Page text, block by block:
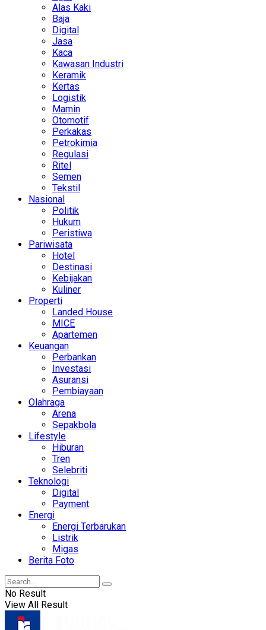
Alas Kaki
Baja
Digital
Jasa
Kaca
Kawasan Industri
Keramik
Kertas
Logistik
Mamin
Otomotif
Perkakas
Petrokimia
Regulasi
Ritel
Semen
Tekstil
Nasional
Politik
Hukum
Peristiwa
Pariwisata
Hotel
Destinasi
Kebijakan
Kuliner
Properti
Landed House
MICE
Apartemen
Keuangan
Perbankan
Investasi
Asuransi
Pembiayaan
Olahraga
Arena
Sepakbola
Lifestyle
Hiburan
Tren
Selebriti
Teknologi
Digital
Payment
Energi
Energi Terbarukan
Listrik
Migas
Berita Foto
No Result
View All Result